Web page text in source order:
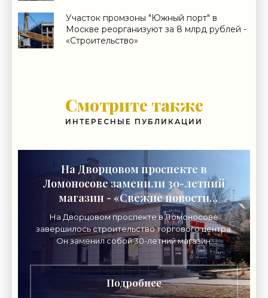
Участок промзоны "Южный порт" в
Москве реорганизуют за 8 млрд рублей -
«Строительство»
Смотрите также
ИНТЕРЕСНЫЕ ПУБЛИКАЦИИ
На Дворцовом проспекте в
Ломоносове заменили 30-летний
магазин - «Свежие новости
строительства»
На Дворцовом проспекте в Ломоносове
завершилось строительство торгового центра.
Он заменил собой 30-летний магазин.
Одноэтажное кирпичное здание на Дворцовом
проспекте, 16а, было построено
Подробнее